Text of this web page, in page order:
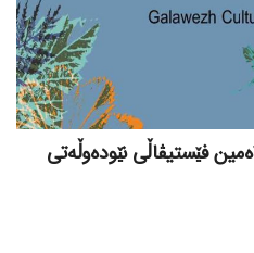
بنکەی ڕووناکبیریی گەلاوێژ ٢٨ەمین فێستیڤاڵی نێودەوڵەتی